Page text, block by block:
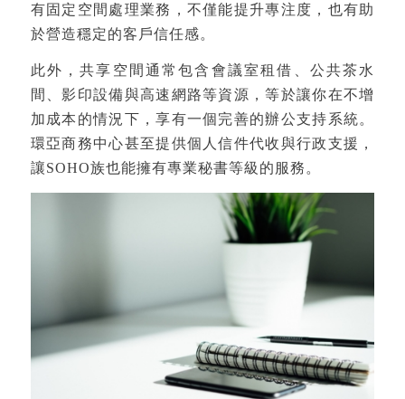
有固定空間處理業務，不僅能提升專注度，也有助
於營造穩定的客戶信任感。
此外，共享空間通常包含會議室租借、公共茶水
間、影印設備與高速網路等資源，等於讓你在不增
加成本的情況下，享有一個完善的辦公支持系統。
環亞商務中心甚至提供個人信件代收與行政支援，
讓SOHO族也能擁有專業秘書等級的服務。